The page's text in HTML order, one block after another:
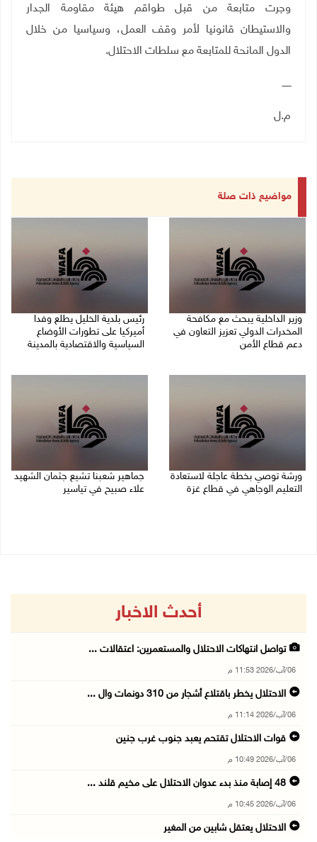
وجرت متابعة من قبل طواقم هيئة مقاومة الجدار
والاستيطان قانونيا لأمر وقف العمل، وسياسيا من خلال
الدول المانحة للمتابعة مع سلطات الاحتلال.
ــــــ
م.ل
مواضيع ذات صلة
وزير الداخلية يبحث مع مكافحة
المخدرات الدولي تعزيز التعاون في
دعم قطاع الأمن
رئيس بلدية الخليل يطلع وفدا
أميركيا على تطورات الأوضاع
السياسية والاقتصادية بالمدينة
ورشة توصي بخطة عاجلة لاستعادة
التعليم الوجاهي في قطاع غزة
جماهير شعبنا تشيع جثمان الشهيد
علاء صبيح في تياسير
أحدث الاخبار
تواصل انتهاكات الاحتلال والمستعمرين: اعتقالات ...
06/آب/2026 11:53 م
الاحتلال يخطر باقتلاع أشجار من 310 دونمات وال ...
06/آب/2026 11:14 م
قوات الاحتلال تقتحم يعبد جنوب غرب جنين
06/آب/2026 10:49 م
48 إصابة منذ بدء عدوان الاحتلال على مخيم قلند ...
06/آب/2026 10:45 م
الاحتلال يعتقل شابين من المغير